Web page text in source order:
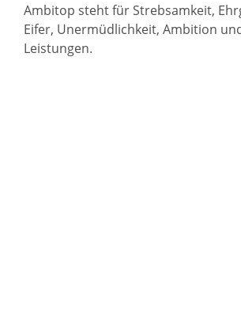
Ambitop steht für Strebsamkeit,
Eifer, Unermüdlichkeit, Ambition
Leistungen.